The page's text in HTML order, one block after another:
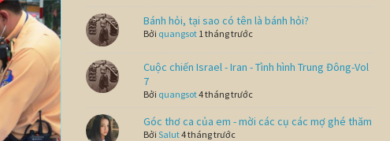
Bánh hỏi, tại sao có tên là bánh hỏi?
Bởi quangsot 1 tháng trước
Cuộc chiến Israel - Iran - Tình hình Trung Đông-Vol
7
Bởi quangsot4 tháng trước
Góc thơ ca của em - mời các cụ các mợ ghé thăm
Bởi Salut4 tháng trước